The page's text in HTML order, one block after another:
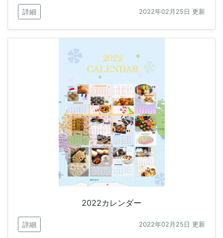
詳細 2022年02月25日 更新
2022カレンダー
詳細 2022年02月25日 更新